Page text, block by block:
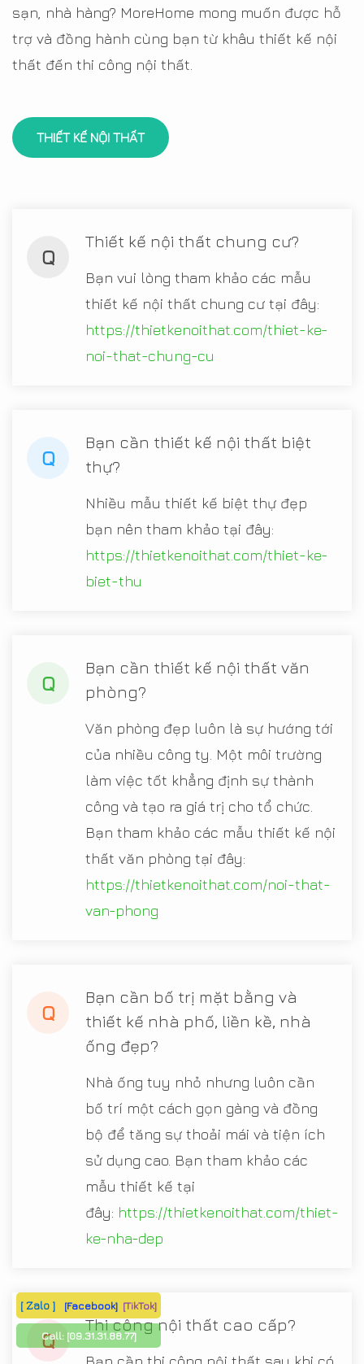
sạn, nhà hàng? MoreHome mong muốn được hỗ
trợ và đồng hành cùng bạn từ khâu thiết kế nội
thất đến thi công nội thất.
THIẾT KẾ NỘI THẤT
Q
Thiết kế nội thất chung cư?
Bạn vui lòng tham khảo các mẫu
thiết kế nội thất chung cư tại đây:
https://thietkenoithat.com/thiet-ke-
noi-that-chung-cu
Q
Bạn cần thiết kế nội thất biệt
thự?
Nhiều mẫu thiết kế biệt thự đẹp
bạn nên tham khảo tại đây:
https://thietkenoithat.com/thiet-ke-
biet-thu
Q
Bạn cần thiết kế nội thất văn
phòng?
Văn phòng đẹp luôn là sự hướng tới
của nhiều công ty. Một môi trường
làm việc tốt khẳng định sự thành
công và tạo ra giá trị cho tổ chức.
Bạn tham khảo các mẫu thiết kế nội
thất văn phòng tại đây:
https://thietkenoithat.com/noi-that-
van-phong
Q
Bạn cần bố trị mặt bằng và
thiết kế nhà phố, liền kề, nhà
ống đẹp?
Nhà ống tuy nhỏ nhưng luôn cần
bố trí một cách gọn gàng và đồng
bộ để tăng sự thoải mái và tiện ích
sử dụng cao. Bạn tham khảo các
mẫu thiết kế tại
đây: https://thietkenoithat.com/thiet-
ke-nha-dep
Q
Thi công nội thất cao cấp?
[ Zalo ] [Facebook] [TikTok]
Call: [09.31.31.88.77]